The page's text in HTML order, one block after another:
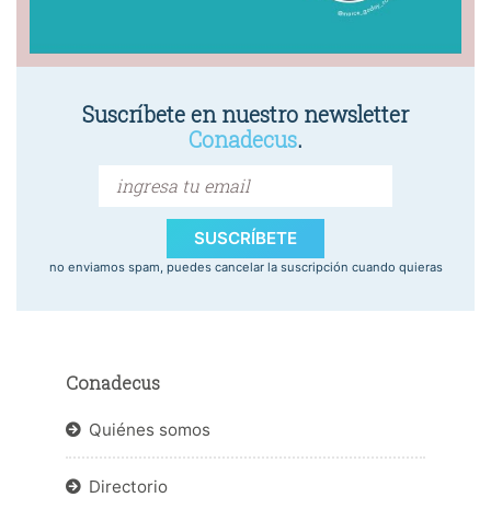
Suscríbete en nuestro newsletter
Conadecus.
SUSCRÍBETE
no enviamos spam, puedes cancelar la suscripción cuando quieras
Conadecus
Quiénes somos
Directorio